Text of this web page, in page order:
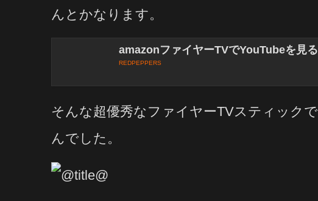
んとかなります。
amazonファイヤーTVでYouTubeを見
REDPEPPERS
そんな超優秀なファイヤーTVスティック
んでした。